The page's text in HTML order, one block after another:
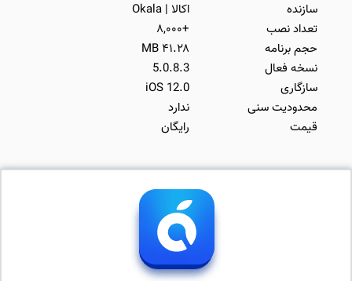
اکالا | Okala
+۸,۰۰۰
۴۱.۲۸ MB
5.0.8.3
iOS 12.0
ندارد
رایگان
سازنده
تعداد نصب
حجم برنامه
نسخه فعال
سازگاری
محدودیت سنی
قیمت